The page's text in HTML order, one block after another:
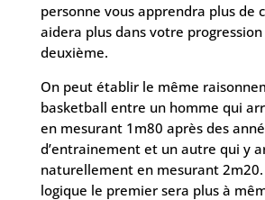
personne vous apprendra plus de
aidera plus dans votre
deuxième.
On peut établir le même
basketball entre un homme qui
en mesurant 1m80 après des
d’entrainement et un autre qui y
naturellement en mesurant
logique le premier sera plus à